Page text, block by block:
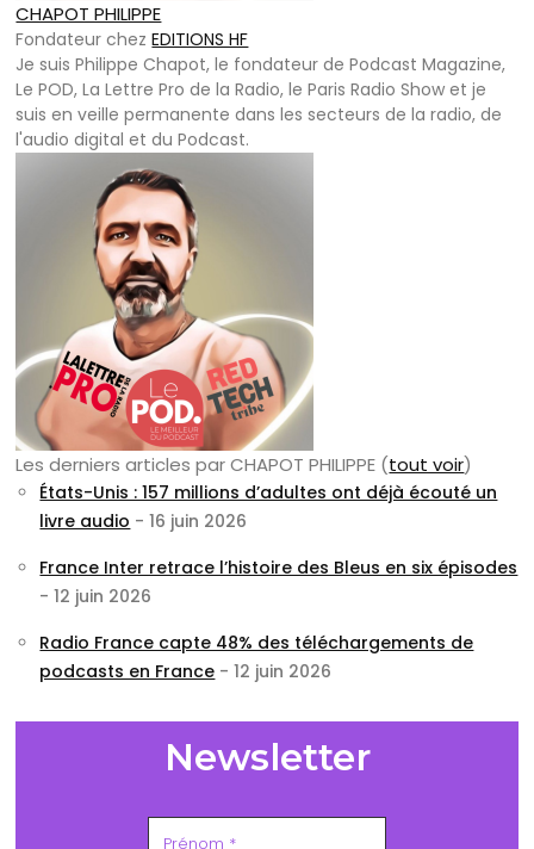
CHAPOT PHILIPPE
Fondateur chezEDITIONS HF
Je suis Philippe Chapot, le fondateur de Podcast Magazine,
Le POD, La Lettre Pro de la Radio, le Paris Radio Show et je
suis en veille permanente dans les secteurs de la radio, de
l'audio digital et du Podcast.
Les derniers articles par CHAPOT PHILIPPE (tout voir)
États-Unis : 157 millions d’adultes ont déjà écouté un
livre audio - 16 juin 2026
France Inter retrace l’histoire des Bleus en six épisodes
- 12 juin 2026
Radio France capte 48% des téléchargements de
podcasts en France - 12 juin 2026
Newsletter